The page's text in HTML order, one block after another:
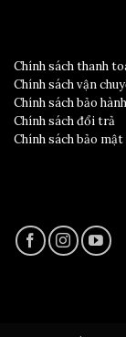
Chính sách thanh
Chính sách vận
Chính sách bảo hành
Chính sách đổi trả
Chính sách bảo